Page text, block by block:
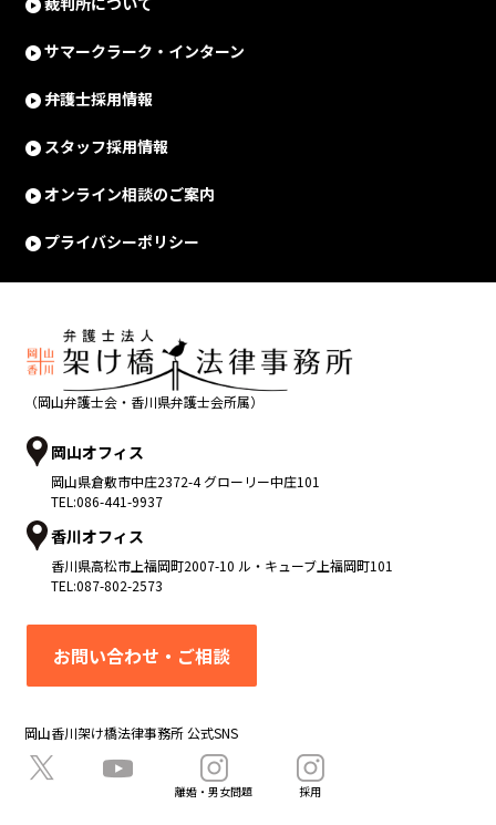
サマークラーク・インターン
弁護士採用情報
スタッフ採用情報
オンライン相談のご案内
プライバシーポリシー
（岡山弁護士会・香川県弁護士会所属）
岡山オフィス
岡山県倉敷市中庄2372-4 グローリー中庄101
TEL:086-441-9937
香川オフィス
香川県高松市 上福岡町2007-10 ル・キューブ上福岡町101
TEL:087-802-2573
お問い合わせ・ご相談
岡山香川架け橋法律事務所 公式SNS
離婚・男女問題 採用